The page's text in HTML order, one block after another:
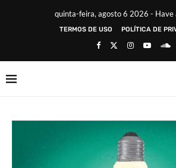
quinta-feira, agosto 6 2026 - Have
TERMOS DE USO POLÍTICA DE